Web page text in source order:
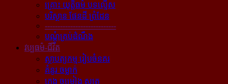
គ្រោះ យុត្តិធម៌ បទល្មើស
បរិស្ថាន ផែនដី ព្រំដែន
----------------------------
បណ្ដុំគ្រប់ដំណឹង
វប្បធម៌-ជីវិត
ស្ថាបត្យកម្ម រៀបចំនគរ
គំនូរ ចម្លាក់
ភ្លេង ចម្រៀង ស្មូត្រ